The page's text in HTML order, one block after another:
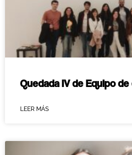
Quedada IV de Equipo
LEER MÁS